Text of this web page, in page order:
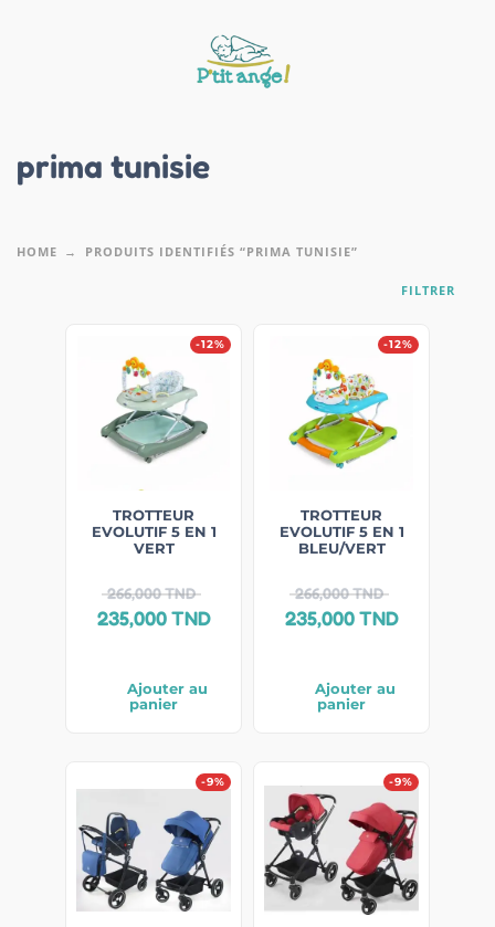
prima tunisie
HOME PRODUITS IDENTIFIÉS “PRIMA TUNISIE”
FILTRER
-12%
TROTTEUR
EVOLUTIF 5 EN 1
VERT
266,000TND
235,000TND
Ajouter au
panier
-12%
TROTTEUR
EVOLUTIF 5 EN 1
BLEU/VERT
266,000TND
235,000TND
Ajouter au
panier
-9% -9%